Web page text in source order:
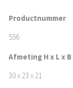
Productnummer
556
Afmeting H x L x B
30 x 23 x 21